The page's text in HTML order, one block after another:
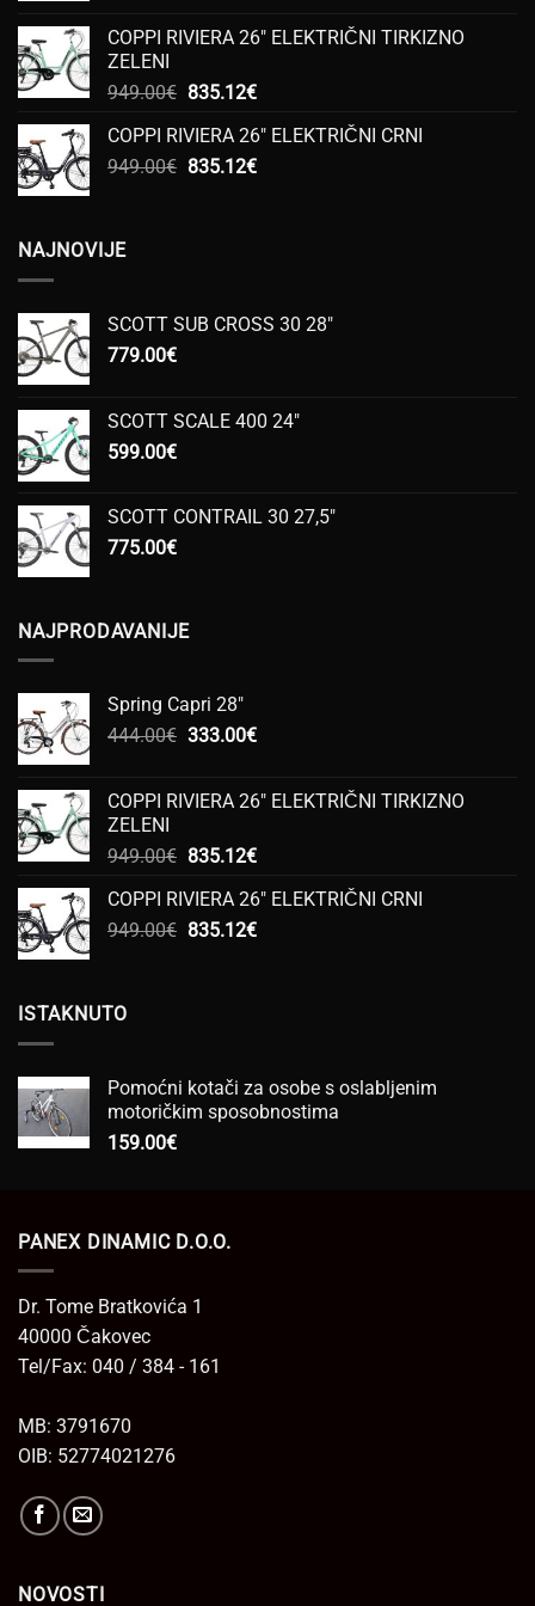
je:
333.00€.
COPPI RIVIERA 26" ELEKTRIČNI TIRKIZNO
ZELENI
949.00€ Izvorna
bila
je:
835.12€Trenutna
je:
835.12€.
COPPI RIVIERA 26" ELEKTRIČNI CRNI
949.00€ Izvorna
835.12€Trenutna
NAJNOVIJE
SCOTT SUB CROSS 30 28"
779.00€
SCOTT SCALE 400 24"
599.00€
SCOTT CONTRAIL 30 27,5"
775.00€
NAJPRODAVANIJE
Spring Capri 28"
444.00€ Izvorna
je:
333.00€Trenutna
333.00€.
COPPI RIVIERA 26" ELEKTRIČNI TIRKIZNO
ZELENI
949.00€ Izvorna
bila
je:
835.12€Trenutna
je:
835.12€.
COPPI RIVIERA 26" ELEKTRIČNI CRNI
949.00€ Izvorna
835.12€Trenutna
ISTAKNUTO
Pomoćni kotači za osobe s oslabljenim
motoričkim sposobnostima
159.00€
PANEX DINAMIC D.O.O.
Dr. Tome Bratkovića 1
40000 Čakovec
Tel/Fax: 040 / 384 - 161
MB: 3791670
OIB: 52774021276
NOVOSTI